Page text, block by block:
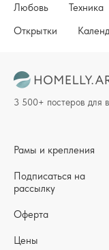
Любовь
Техника
Открытки
Рамы и крепления
Подписаться на
рассылку
Оферта
Цены
3 500+ постеров для